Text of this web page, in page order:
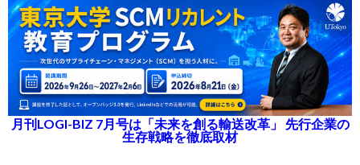
月刊LOGI-BIZ 7月号は「未来を創る輸送改革」 先行企業の
生存戦略を徹底取材